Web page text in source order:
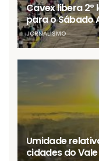
Cavex libera
para o Sábado
JORNALISMO
Umidade
cidades do